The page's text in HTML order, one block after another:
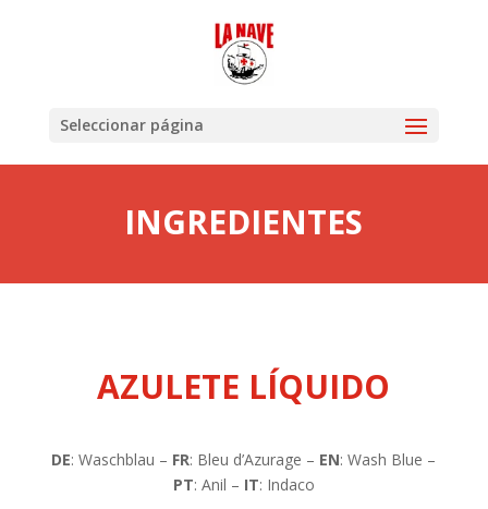
Seleccionar página
INGREDIENTES
AZULETE LÍQUIDO
DE: Waschblau – FR: Bleu d’Azurage – EN: Wash Blue –
PT: Anil – IT: Indaco